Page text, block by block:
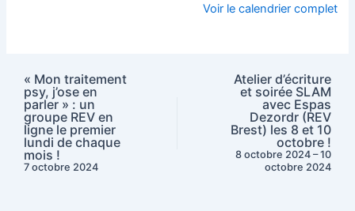
Voir le calendrier complet
« Mon traitement
psy, j’ose en
parler » : un
groupe REV en
ligne le premier
lundi de chaque
mois !
7 octobre 2024
Atelier d’écriture
et soirée SLAM
avec Espas
Dezordr (REV
Brest) les 8 et 10
octobre !
8 octobre 2024–10
octobre 2024